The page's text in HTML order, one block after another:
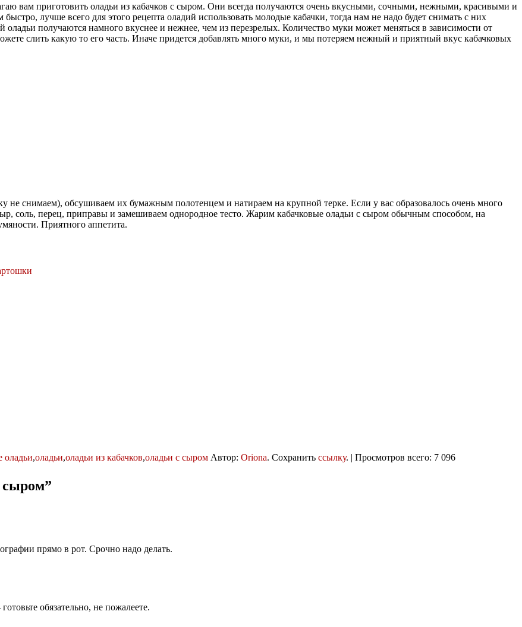
вам приготовить оладьи из кабачков с сыром. Они всегда получаются очень вкусными, сочными, нежными, красивыми и
лучше всего для этого рецепта оладий использовать молодые кабачки, тогда нам не надо будет снимать с них
получаются намного вкуснее и нежнее, чем из перезрелых. Количество муки может меняться в зависимости от
слить какую то его часть. Иначе придется добавлять много муки, и мы потеряем нежный и приятный вкус кабачковых
не снимаем), обсушиваем их бумажным полотенцем и натираем на крупной терке. Если у вас образовалось очень много
соль, перец, приправы и замешиваем однородное тесто. Жарим кабачковые оладьи с сыром обычным способом, на
Приятного аппетита.
оладьи,оладьи,оладьи из кабачков,оладьи с сыром Автор: Oriona. Сохранить ссылку. | Просмотров всего: 7 096
сыром”
прямо в рот. Срочно надо делать.
обязательно, не пожалеете.